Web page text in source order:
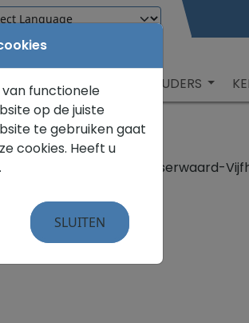
SCHOOL VOOR OUDERS
Onderwijs in Alblasserwaard-
Giessenlanden.
functionele
op de juiste
te gebruiken gaat
cookies. Heeft u
SLUITEN